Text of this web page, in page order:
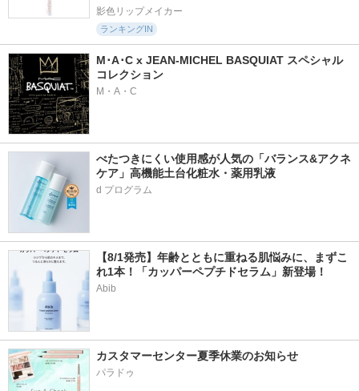
影色リップメイカー
ランキングIN
M･A･C x JEAN-MICHEL BASQUIAT スペシャル
コレクション
M・A・C
べたつきにくい使用感が人気の「バランス&アクネ
ケア」高機能土台化粧水・薬用乳液
【8/1発売】年齢とともに重ねる肌悩みに、まずこ
れ1本！「カッパーペプチドセラム」新登場！
Abib
カスタマーセンター夏季休業のお知らせ
パラドゥ